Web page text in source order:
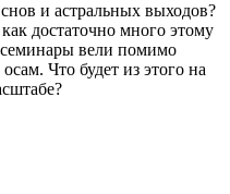
и астральных выходов?
достаточно много этому
вели помимо
Что будет из этого на